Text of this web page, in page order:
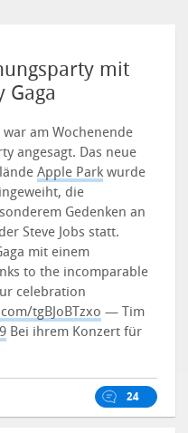
mit
Gaga
war am Wochenende
angesagt. Das neue
Apple Park wurde
die
Gedenken an
Steve Jobs statt.
mit einem
to the incomparable
celebration
tgBJoBTzxo — Tim
Bei ihrem Konzert für
24